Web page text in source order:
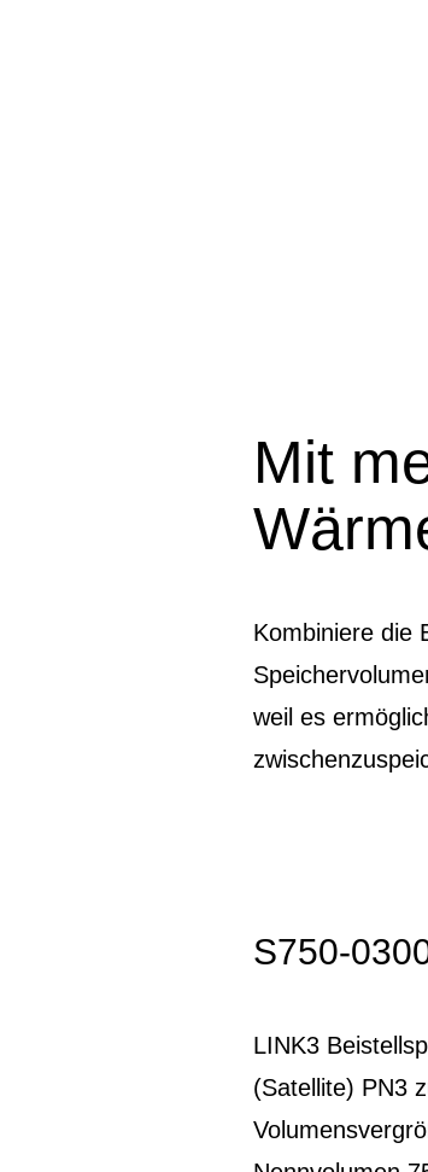
Mit
Kombiniere die
weil es
S750-
LINK3
(Satellite) PN3